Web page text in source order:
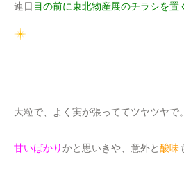
連日 目の前に東北物産展のチラシを置
大粒で、よく実が張っててツヤツヤで。
甘いばかりかと思いきや、意外と酸味